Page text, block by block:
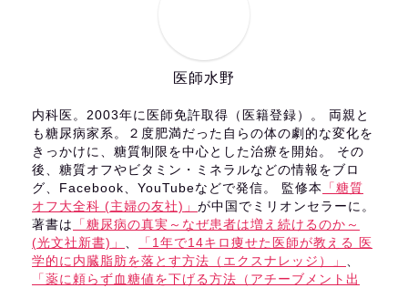
医師水野
内科医。2003年に医師免許取得（医籍登録）。 両親と
も糖尿病家系。２度肥満だった自らの体の劇的な変化を
きっかけに、糖質制限を中心とした治療を開始。 その
後、糖質オフやビタミン・ミネラルなどの情報をブロ
グ、Facebook、YouTubeなどで発信。 監修本
「糖質
オフ大全科 (主婦の友社)」 が中国でミリオンセラーに。
著書は
「糖尿病の真実～なぜ患者は増え続けるのか～
(光文社新書)」
「1年で14キロ痩せた医師が教える 医
学的に内臓脂肪を落とす方法（エクスナレッジ）」
「薬に頼らず血糖値を下げる方法（アチーブメント出